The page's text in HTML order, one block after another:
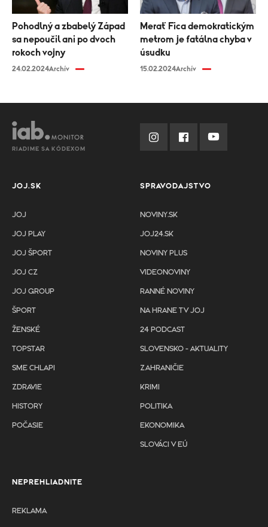
Pohodlný a zbabelý Západ
sa nepoučil ani po dvoch
rokoch vojny
24.02.2024Archív
Merať Fica demokratickým
metrom je fatálna chyba v
úsudku
15.02.2024Archív
RIADIME SA KÓDEXOM
JOJ.SK
JOJ
JOJ PLAY
JOJ ŠPORT
JOJ CZ
JOJ GROUP
ŠPORT
ŽENSKÉ
TOPSTAR
SME CHLAPI
ZDRAVIE
HISTORY
POČASIE
SPRAVODAJSTVO
NOVINY.SK
JOJ24.SK
NOVINY PLUS
VIDEONOVINY
RANNÉ NOVINY
NA HRANE TV JOJ
24 PODCAST
SLOVENSKO - AKTUALITY
ZAHRANIČIE
KRIMI
POLITIKA
EKONOMIKA
SLOVÁCI V EÚ
NEPREHLIADNITE
REKLAMA